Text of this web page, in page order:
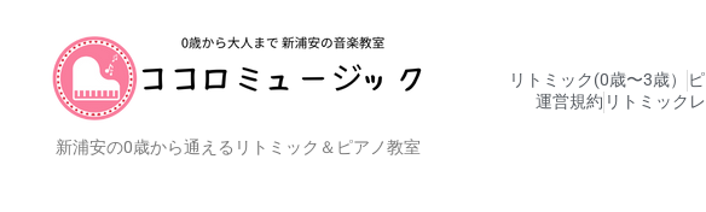
新浦安の0歳から通えるリトミック＆ピアノ教室
リトミック(0歳〜3歳）
運営規約 リトミック